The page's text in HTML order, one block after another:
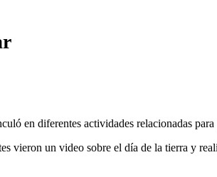
en diferentes actividades relacionadas
vieron un video sobre el día de la tierra y